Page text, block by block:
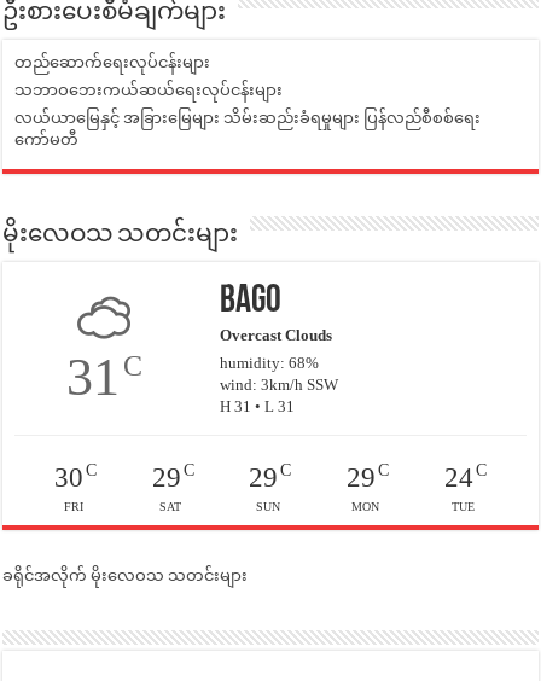
ဦးစားပေးစီမံချက်များ
တည်ဆောက်ရေးလုပ်ငန်းများ
သဘာဝဘေးကယ်ဆယ်ရေးလုပ်ငန်းများ
လယ်ယာမြေနှင့် အခြားမြေများ သိမ်းဆည်းခံရမှုများ ပြန်လည်စီစစ်ရေး
ကော်မတီ
မိုးလေဝသ သတင်းများ
31 C
Bago
Overcast Clouds
humidity: 68%
wind: 3km/h SSW
H 31 • L 31
30C
FRI
29C
SAT
29 C
SUN
29C
MON
24C
TUE
ခရိုင်အလိုက် မိုးလေဝသ သတင်းများ